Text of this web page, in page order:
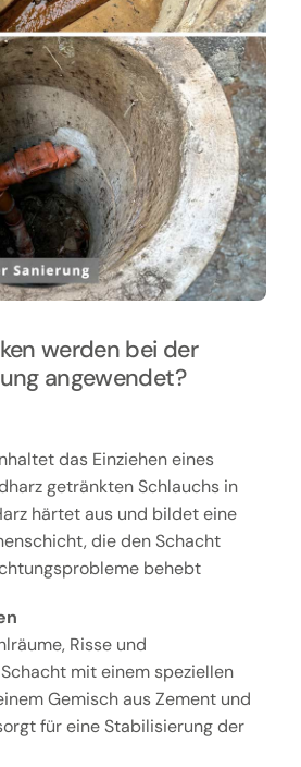
werden bei der
angewendet?
das Einziehen eines
getränkten Schlauchs in
härtet aus und bildet eine
die den Schacht
behebt
Risse und
mit einem speziellen
Gemisch aus Zement und
für eine Stabilisierung der